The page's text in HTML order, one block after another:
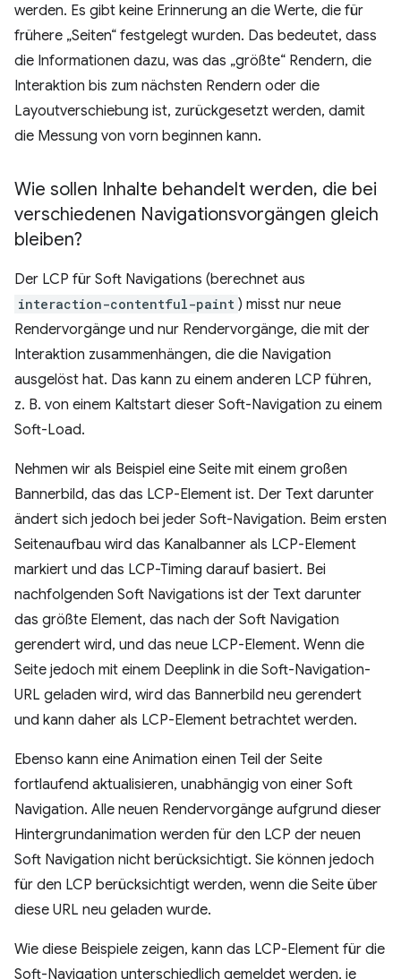
werden. Es gibt keine Erinnerung an die Werte, die für
frühere „Seiten“ festgelegt wurden. Das bedeutet, dass
die Informationen dazu, was das „größte“ Rendern, die
Interaktion bis zum nächsten Rendern oder die
Layoutverschiebung ist, zurückgesetzt werden, damit
die Messung von vorn beginnen kann.
Wie sollen Inhalte behandelt werden, die bei
verschiedenen Navigationsvorgängen gleich
bleiben?
Der LCP für Soft Navigations (berechnet aus
interaction-contentful-paint ) misst nur neue
Rendervorgänge und nur Rendervorgänge, die mit der
Interaktion zusammenhängen, die die Navigation
ausgelöst hat. Das kann zu einem anderen LCP führen,
z. B. von einem Kaltstart dieser Soft-Navigation zu einem
Soft-Load.
Nehmen wir als Beispiel eine Seite mit einem großen
Bannerbild, das das LCP-Element ist. Der Text darunter
ändert sich jedoch bei jeder Soft-Navigation. Beim ersten
Seitenaufbau wird das Kanalbanner als LCP-Element
markiert und das LCP-Timing darauf basiert. Bei
nachfolgenden Soft Navigations ist der Text darunter
das größte Element, das nach der Soft Navigation
gerendert wird, und das neue LCP-Element. Wenn die
Seite jedoch mit einem Deeplink in die Soft-Navigation-
URL geladen wird, wird das Bannerbild neu gerendert
und kann daher als LCP-Element betrachtet werden.
Ebenso kann eine Animation einen Teil der Seite
fortlaufend aktualisieren, unabhängig von einer Soft
Navigation. Alle neuen Rendervorgänge aufgrund dieser
Hintergrundanimation werden für den LCP der neuen
Soft Navigation nicht berücksichtigt. Sie können jedoch
für den LCP berücksichtigt werden, wenn die Seite über
diese URL neu geladen wurde.
Wie diese Beispiele zeigen, kann das LCP-Element für die
Soft-Navigation unterschiedlich gemeldet werden, je